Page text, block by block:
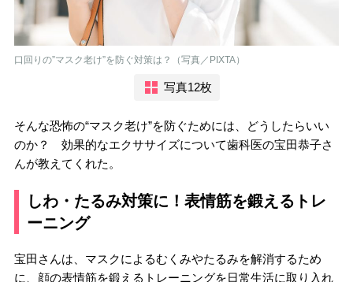
口回りの”マスク老け”を防ぐ対策は？（写真／PIXTA）
写真12枚
そんな恐怖の“マスク老け”を防ぐためには、どうしたらいい
のか？ 効果的なエクササイズについて歯科医の宝田恭子さ
んが教えてくれた。
しわ・たるみ対策に！表情筋を鍛えるトレ
ーニング
宝田さんは、マスクによるむくみやたるみを解消するため
に、顔の表情筋を鍛えるトレーニングを日常生活に取り入れ